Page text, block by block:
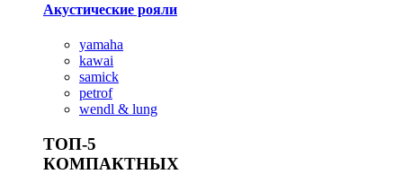
Акустические рояли
yamaha
kawai
samick
petrof
wendl & lung
ТОП-5
КОМПАКТНЫХ